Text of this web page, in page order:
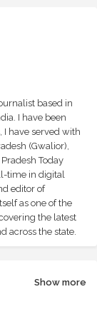
based in
I have been
I have served with
(Gwalior),
Today
time in digital
editor of
as one of the
the latest
across the state.
Show more